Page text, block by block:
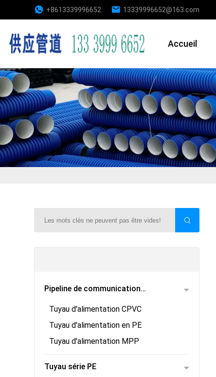
+8613339996652 13339996652@163.com
Accueil
Pipeline de communication
électrique
Tuyau d'alimentation CPVC
Tuyau d'alimentation en PE
Tuyau d'alimentation MPP
Tuyau série PE